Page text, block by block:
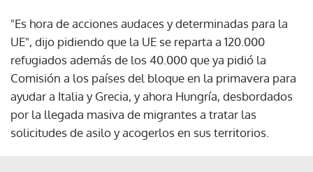
"Es hora de acciones audaces y determinadas para la
UE", dijo pidiendo que la UE se reparta a 120.000
refugiados además de los 40.000 que ya pidió la
Comisión a los países del bloque en la primavera para
ayudar a Italia y Grecia, y ahora Hungría, desbordados
por la llegada masiva de migrantes a tratar las
solicitudes de asilo y acogerlos en sus territorios.